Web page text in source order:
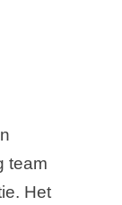
team
Het